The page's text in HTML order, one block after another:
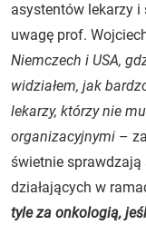
asystentów lekarzy i
uwagę prof.
Niemczech i USA,
widziałem, jak
lekarzy, którzy nie
organizacyjnymi –
świetnie
działających w
tyle za onkologią,